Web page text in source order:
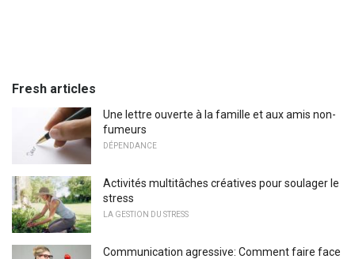
Fresh articles
Une lettre ouverte à la famille et aux amis non-
fumeurs
DÉPENDANCE
Activités multitâches créatives pour soulager le
stress
LA GESTION DU STRESS
Communication agressive: Comment faire face